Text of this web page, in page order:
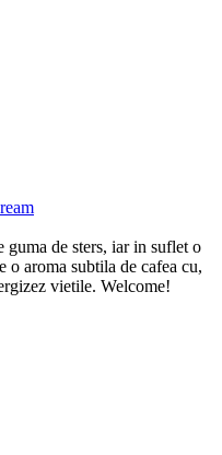
guma de sters, iar in suflet o
o aroma subtila de cafea cu,
vietile. Welcome!